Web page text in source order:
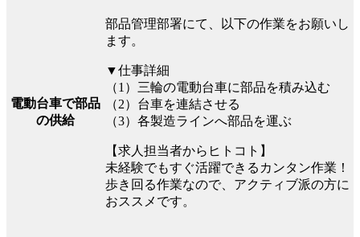
電動台車で部品
の供給
部品管理部署にて、以下の作業をお願いし
ます。
▼仕事詳細
（1）三輪の電動台車に部品を積み込む
（2）台車を連結させる
（3）各製造ラインへ部品を運ぶ
【求人担当者からヒトコト】
未経験でもすぐ活躍できるカンタン作業！
歩き回る作業なので、アクティブ派の方に
おススメです。